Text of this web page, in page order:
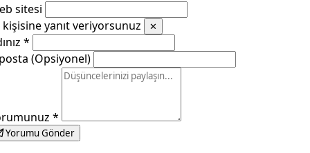
sitesi
kişisine yanıt veriyorsunuz
✕
*
(Opsiyonel)
*
Yorumu Gönder